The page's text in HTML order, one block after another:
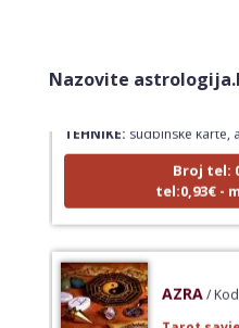
Nazovite
Tarot
TEHNIKE: sudbinske karte,
Broj tel:
tel:0,93€ -
AZRA /
Tarot